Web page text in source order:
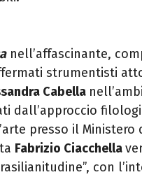
nell’affascinante,
strumentisti
Cabella
dall’approccio
presso il Ministero
Fabrizio Ciacchella
con